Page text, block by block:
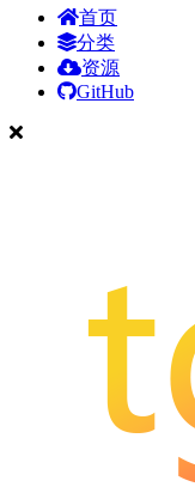
首页
分类
资源
GitHub